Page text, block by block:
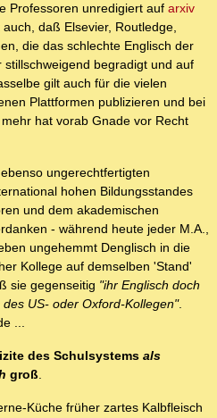
Professoren unredigiert auf arxiv
daß Elsevier, Routledge,
die das schlechte Englisch der
begradigt und auf
gilt auch für die vielen
Plattformen publizieren und bei
hat vorab Gnade vor Recht
ungerechtfertigten
hohen Bildungsstandes
und dem akademischen
- während heute jeder M.A.,
ungehemmt Denglisch in die
Kollege auf demselben 'Stand'
sie gegenseitig "ihr Englisch doch
US- oder Oxford-Kollegen".
...
des Schulsystems als
groß.
Küche früher zartes Kalbfleisch